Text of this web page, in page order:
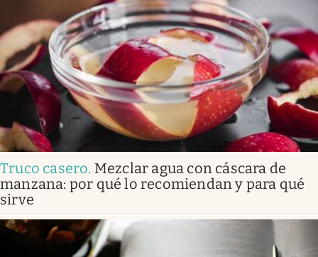
Truco casero. Mezclar agua con cáscara de
manzana: por qué lo recomiendan y para qué
sirve